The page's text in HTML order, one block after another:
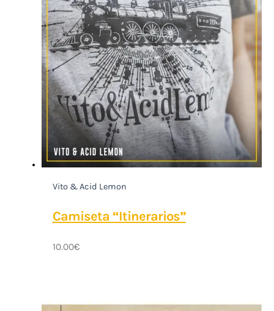
Vito & Acid Lemon
Camiseta “Itinerarios”
10.00€